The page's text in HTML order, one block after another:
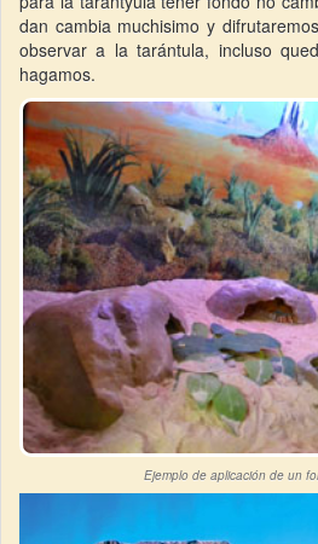
dan cambia muchisimo y
observar a la tarántula, incluso
hagamos.
Ejemplo de aplicación de un